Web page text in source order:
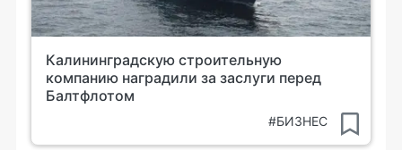
Калининградскую строительную
компанию наградили за заслуги перед
Балтфлотом
#БИЗНЕС